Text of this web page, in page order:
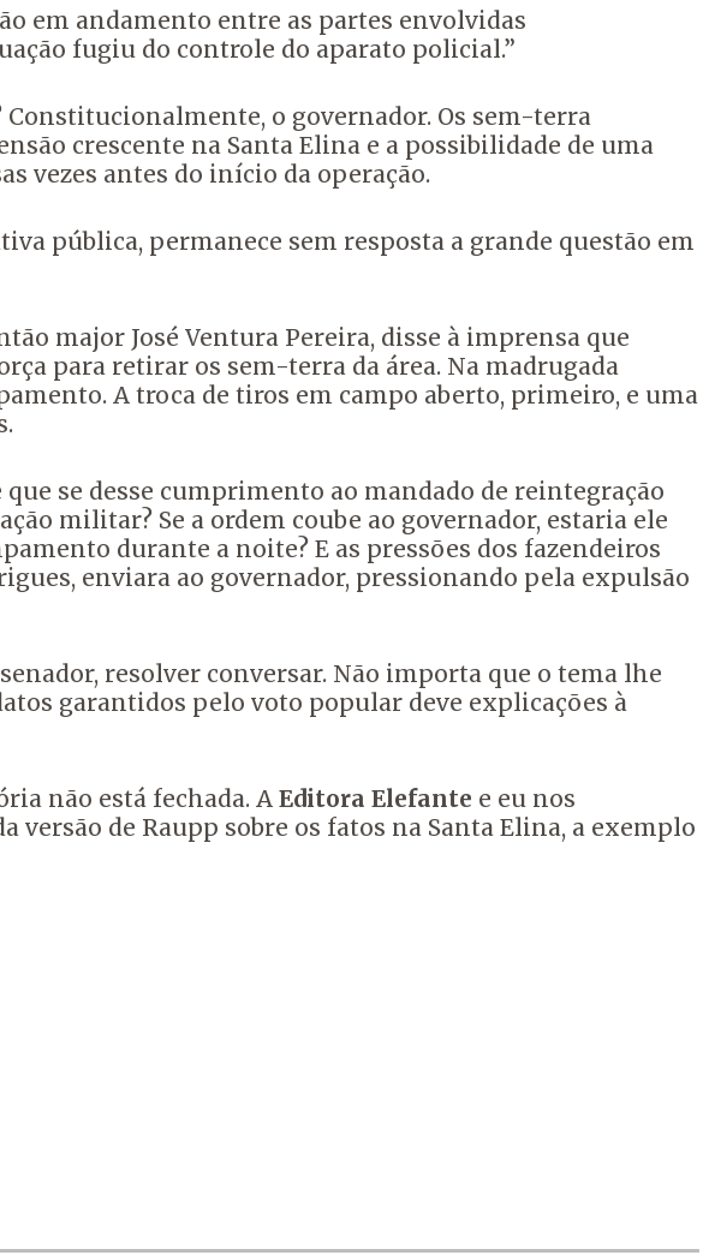
em andamento entre as partes envolvidas
fugiu do controle do aparato policial.”
o governador. Os sem-terra
crescente na Santa Elina e a possibilidade de uma
vezes antes do início da operação.
pública, permanece sem resposta a grande questão em
major José Ventura Pereira, disse à imprensa que
para retirar os sem-terra da área. Na madrugada
A troca de tiros em campo aberto, primeiro, e uma
se desse cumprimento ao mandado de reintegração
militar? Se a ordem coube ao governador, estaria ele
durante a noite? E as pressões dos fazendeiros
enviara ao governador, pressionando pela expulsão
resolver conversar. Não importa que o tema lhe
garantidos pelo voto popular deve explicações à
não está fechada. A Editora Elefante e eu nos
de Raupp sobre os fatos na Santa Elina, a exemplo